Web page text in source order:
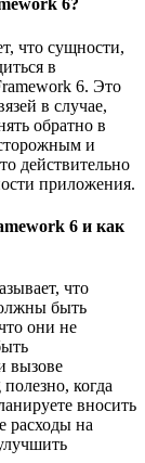
6?
что сущности,
в
6. Это
в случае,
обратно в
и
действительно
приложения.
6 и как
что
быть
они не
вызове
когда
вносить
расходы на